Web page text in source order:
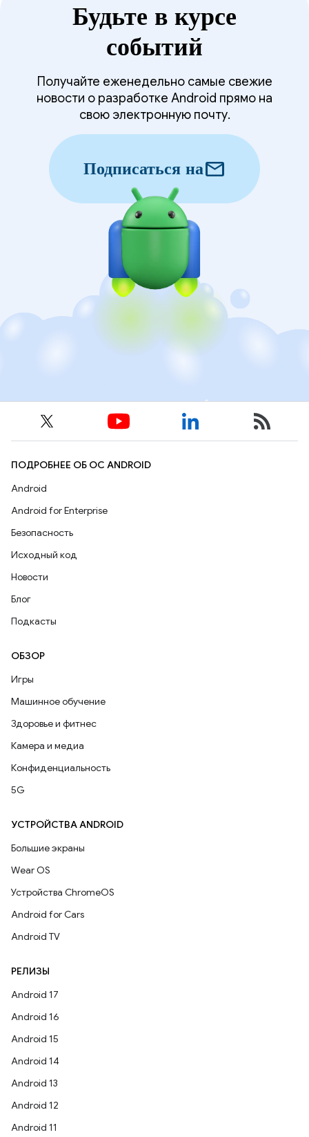
Будьте в курсе
событий
Получайте еженедельно самые свежие
новости о разработке Android прямо на
свою электронную почту.
Подписаться наmail
ПОДРОБНЕЕ ОБ ОС ANDROID
Android
Android for Enterprise
Безопасность
Исходный код
Новости
Блог
Подкасты
ОБЗОР
Игры
Машинное обучение
Здоровье и фитнес
Камера и медиа
Конфиденциальность
5G
УСТРОЙСТВА ANDROID
Большие экраны
Wear OS
Устройства ChromeOS
Android for Cars
Android TV
РЕЛИЗЫ
Android 17
Android 16
Android 15
Android 14
Android 13
Android 12
Android 11